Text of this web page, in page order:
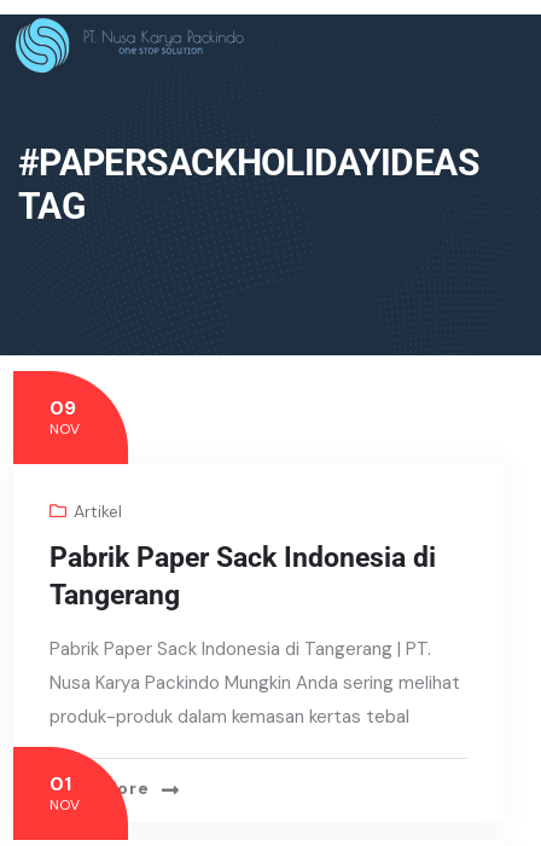
#PAPERSACKHOLIDAYIDEAS
TAG
09
NOV
Artikel
Pabrik Paper Sack Indonesia di
Tangerang
Pabrik Paper Sack Indonesia di Tangerang | PT.
Nusa Karya Packindo Mungkin Anda sering melihat
produk-produk dalam kemasan kertas tebal
Read More
01
NOV